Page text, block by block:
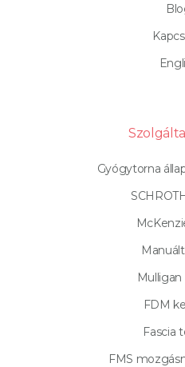
Gyógytorna
Mulligan
FDM
Fascia
FMS